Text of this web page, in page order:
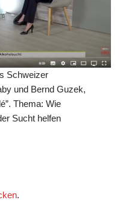
Schweizer
und Bernd Guzek,
Thema: Wie
Sucht helfen
.